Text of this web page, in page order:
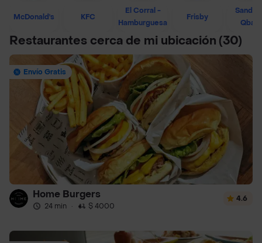
McDonald's KFC
El Corral -
Hamburguesa
Frisby
Restaurantes cerca de mi ubicación (30)
Envío Gratis
Home Burgers
24 min · $ 4000
4.6